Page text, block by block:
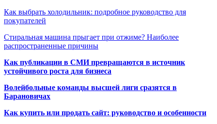
Как выбрать холодильник: подробное руководство для
покупателей
Стиральная машина прыгает при отжиме? Наиболее
распространенные причины
Как публикации в СМИ превращаются в источник
устойчивого роста для бизнеса
Волейбольные команды высшей лиги сразятся в
Барановичах
Как купить или продать сайт: руководство и особенности